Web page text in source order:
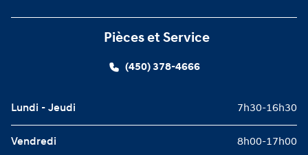
Pièces et Service
(450) 378-4666
Lundi - Jeudi 7h30-16h30
Vendredi 8h00-17h00